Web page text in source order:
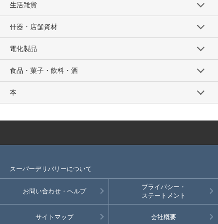
生活雑貨
什器・店舗資材
電化製品
食品・菓子・飲料・酒
本
スーパーデリバリーについて
お問い合わせ・ヘルプ
プライバシー・
ステートメント
サイトマップ 会社概要